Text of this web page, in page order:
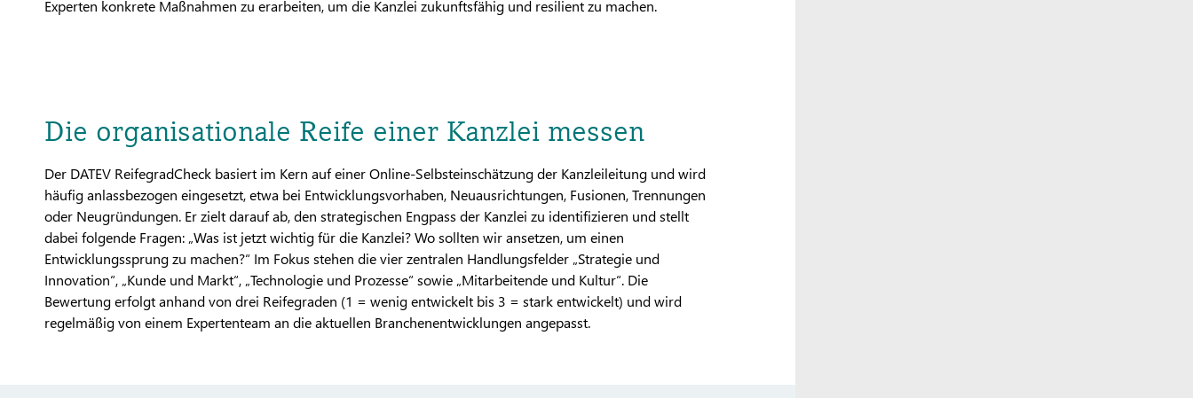
Experten konkrete Maßnahmen zu erarbeiten, um die Kanzlei zukunftsfähig und resilient zu machen.
Die organisationale Reife einer Kanzlei messen
Der DATEV ReifegradCheck basiert im Kern auf einer Online-Selbsteinschätzung der Kanzleileitung und wird
häufig anlassbezogen eingesetzt, etwa bei Entwicklungsvorhaben, Neuausrichtungen, Fusionen, Trennungen
oder Neugründungen. Er zielt darauf ab, den strategischen Engpass der Kanzlei zu identifizieren und stellt
dabei folgende Fragen: „Was ist jetzt wichtig für die Kanzlei? Wo sollten wir ansetzen, um einen
Entwicklungssprung zu machen?“ Im Fokus stehen die vier zentralen Handlungsfelder „Strategie und
Innovation“, „Kunde und Markt“, „Technologie und Prozesse“ sowie „Mitarbeitende und Kultur“. Die
Bewertung erfolgt anhand von drei Reifegraden (1 = wenig entwickelt bis 3 = stark entwickelt) und wird
regelmäßig von einem Expertenteam an die aktuellen Branchenentwicklungen angepasst.